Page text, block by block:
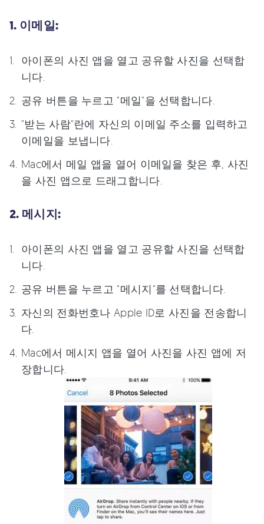
1. 이메일:
아이폰의 사진 앱을 열고 공유할 사진을 선택합
니다.
공유 버튼을 누르고 "메일"을 선택합니다.
"받는 사람"란에 자신의 이메일 주소를 입력하고
이메일을 보냅니다.
Mac에서 메일 앱을 열어 이메일을 찾은 후, 사진
을 사진 앱으로 드래그합니다.
2. 메시지:
아이폰의 사진 앱을 열고 공유할 사진을 선택합
니다.
공유 버튼을 누르고 "메시지"를 선택합니다.
자신의 전화번호나 Apple ID로 사진을 전송합니
다.
Mac에서 메시지 앱을 열어 사진을 사진 앱에 저
장합니다.